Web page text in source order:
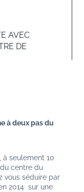
AVEC
DE
à deux pas du
à seulement 10
centre du
vous séduire par
2014  sur une